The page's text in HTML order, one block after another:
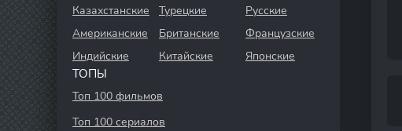
Казахстанские Турецкие
Русские
Американские
Британские
Французские
Индийские
Китайские Японские
ТОПЫ
Топ 100 фильмов
Топ 100 сериалов